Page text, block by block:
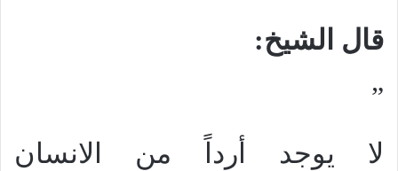
قال الشيخ:
”
لا يوجد أرداً من الانسان